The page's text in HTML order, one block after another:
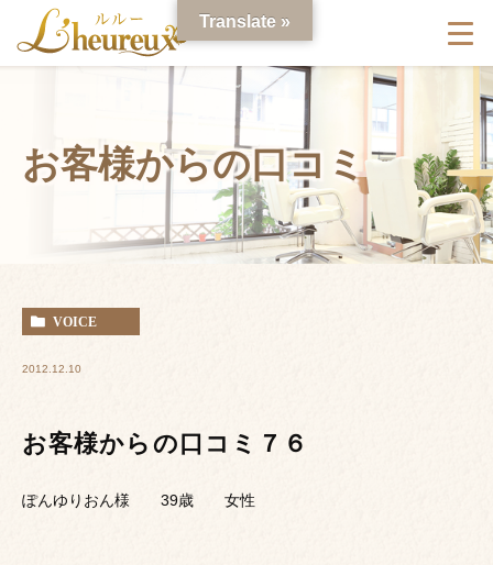
お客様からの口コミ
VOICE
2012.12.10
お客様からの口コミ７６
ぽんゆりおん様 39歳 女性
Translate »